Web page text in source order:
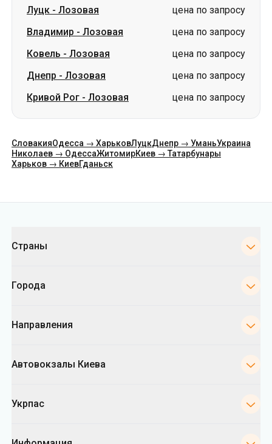
Луцк - Лозовая
цена по запросу
Владимир - Лозовая
цена по запросу
Ковель - Лозовая
цена по запросу
Днепр - Лозовая
цена по запросу
Кривой Рог - Лозовая цена по запросу
СловакияОдесса → ХарьковЛуцкДнепр → УманьУкраина
Николаев → ОдессаЖитомирКиев → Татарбунары
Харьков → КиевГданьск
Страны
Города
Направления
Автовокзалы Киева
Укрпас